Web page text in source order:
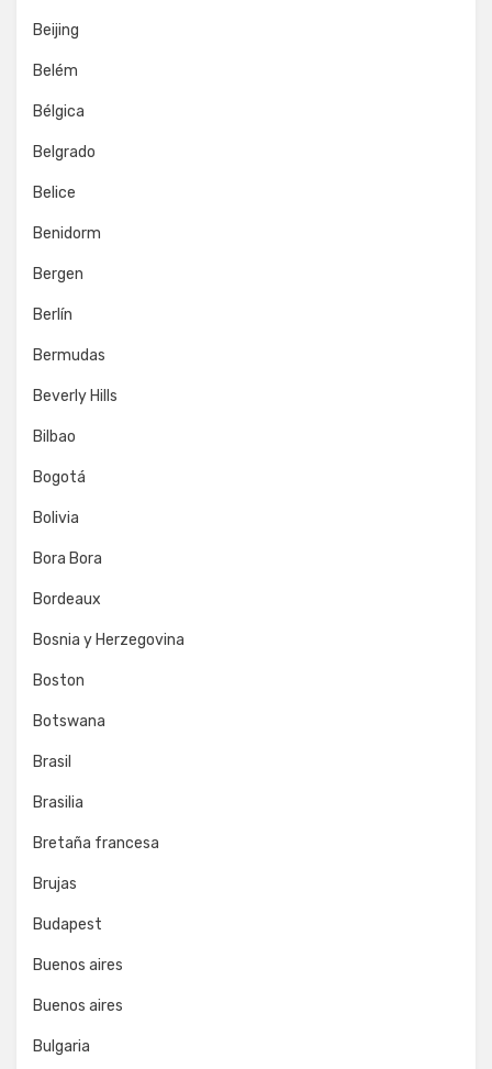
Beijing
Belém
Bélgica
Belgrado
Belice
Benidorm
Bergen
Berlín
Bermudas
Beverly Hills
Bilbao
Bogotá
Bolivia
Bora Bora
Bordeaux
Bosnia y Herzegovina
Boston
Botswana
Brasil
Brasilia
Bretaña francesa
Brujas
Budapest
Buenos aires
Buenos aires
Bulgaria